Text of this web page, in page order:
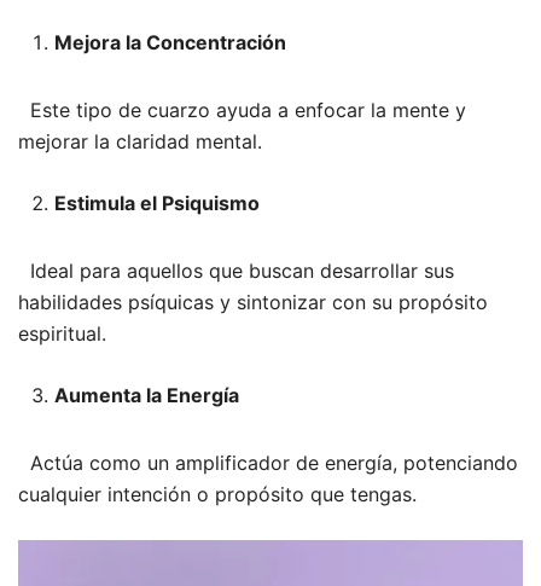
Mejora la Concentración
Este tipo de cuarzo ayuda a enfocar la mente y
mejorar la claridad mental.
Estimula el Psiquismo
Ideal para aquellos que buscan desarrollar sus
habilidades psíquicas y sintonizar con su propósito
espiritual.
Aumenta la Energía
Actúa como un amplificador de energía, potenciando
cualquier intención o propósito que tengas.